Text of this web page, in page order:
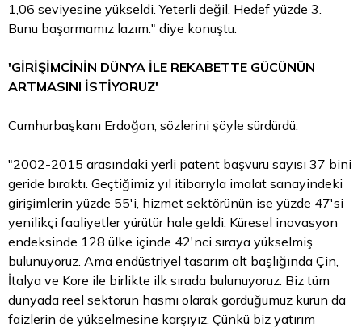
1,06 seviyesine yükseldi. Yeterli değil. Hedef yüzde 3.
Bunu başarmamız lazım." diye konuştu.
'GİRİŞİMCİNİN DÜNYA İLE REKABETTE GÜCÜNÜN
ARTMASINI İSTİYORUZ'
Cumhurbaşkanı Erdoğan, sözlerini şöyle sürdürdü:
"2002-2015 arasındaki yerli patent başvuru sayısı 37 bini
geride bıraktı. Geçtiğimiz yıl itibarıyla imalat sanayindeki
girişimlerin yüzde 55'i, hizmet sektörünün ise yüzde 47'si
yenilikçi faaliyetler yürütür hale geldi. Küresel inovasyon
endeksinde 128 ülke içinde 42'nci sıraya yükselmiş
bulunuyoruz. Ama endüstriyel tasarım alt başlığında Çin,
İtalya ve Kore ile birlikte ilk sırada bulunuyoruz. Biz tüm
dünyada reel sektörün hasmı olarak gördüğümüz kurun da
faizlerin de yükselmesine karşıyız. Çünkü biz yatırım